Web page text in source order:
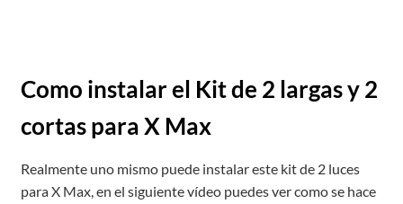
Como instalar el Kit de 2 largas y 2
cortas para X Max
Realmente uno mismo puede instalar este kit de 2 luces
para X Max, en el siguiente vídeo puedes ver como se hace